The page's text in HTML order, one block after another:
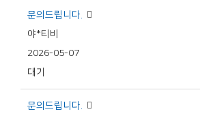
문의드립니다.
야*티비
2026-05-07
대기
문의드립니다.